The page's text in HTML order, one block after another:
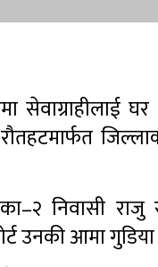
निवासी
उनकी आमा